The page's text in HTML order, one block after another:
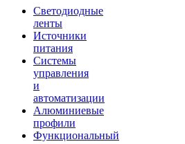
Светодиодные
ленты
Источники
питания
Системы
управления
и
автоматизации
Алюминиевые
профили
Функциональный